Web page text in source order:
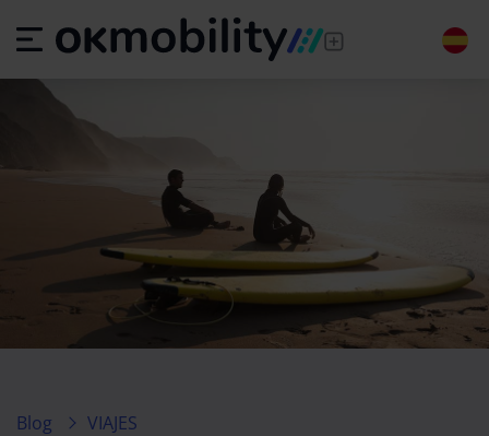
Blog VIAJES